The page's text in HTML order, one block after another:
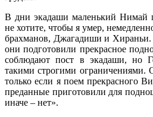
В дни экадаши маленький Нимай
не хотите, чтобы я умер,
брахманов, Джагадиши и
они подготовили прекрасное
соблюдают пост в экадаши, но
такими строгими ограничениями.
только если я поем прекрасного
преданные приготовили для
иначе – нет».